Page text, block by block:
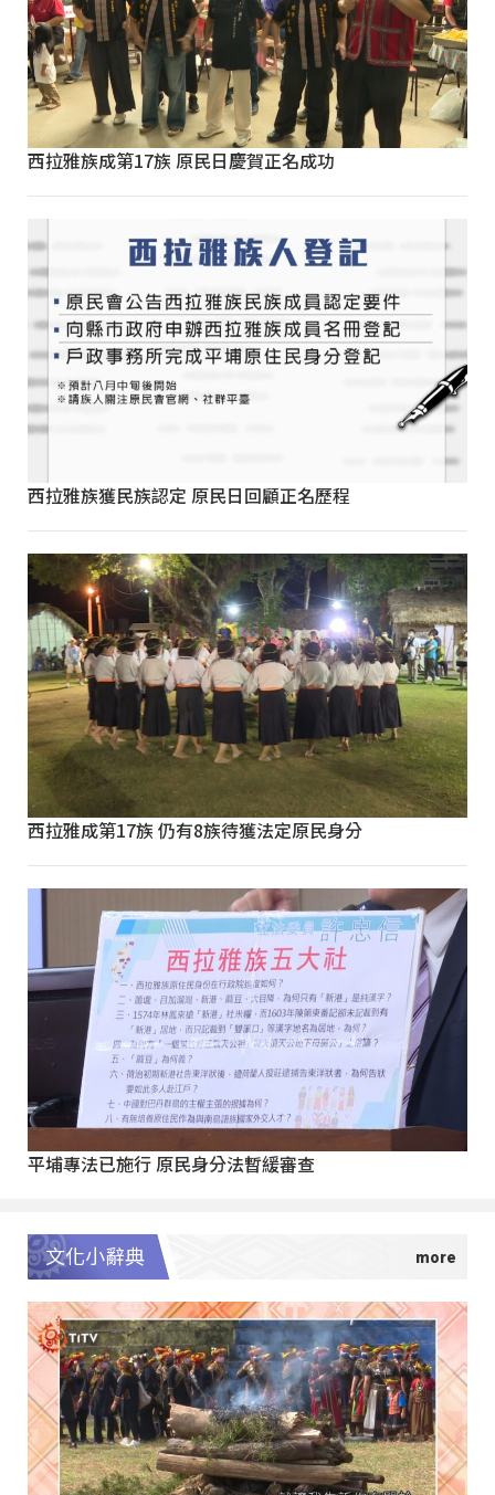
西拉雅族成第17族 原民日慶賀正名成功
西拉雅族獲民族認定 原民日回顧正名歷程
西拉雅成第17族 仍有8族待獲法定原民身分
平埔專法已施行 原民身分法暫緩審查
文化小辭典